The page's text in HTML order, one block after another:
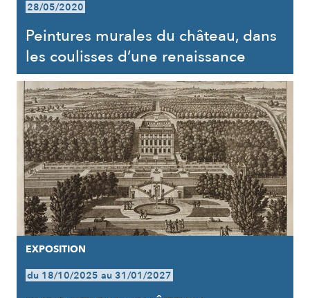
28/05/2020
Peintures murales du château, dans
les coulisses d’une renaissance
EXPOSITION
du 18/10/2025 au 31/01/2027